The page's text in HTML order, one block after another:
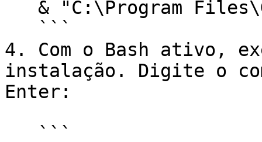
4. Com o Bash ativo,
instalação. Digite o
Enter: